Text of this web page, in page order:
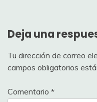
Deja una
Tu dirección de correo
campos obligatorios
Comentario *